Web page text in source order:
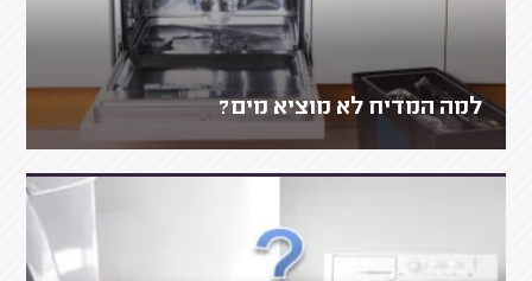
למה המדיח לא מוציא מים?